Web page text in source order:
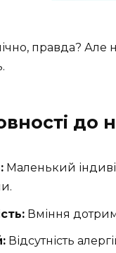
правда? Але
до
Маленький
Вміння
Відсутність